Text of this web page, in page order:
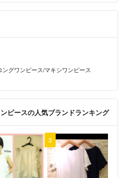
ングワンピース/マキシワンピース
ピースの人気ブランドランキング
3